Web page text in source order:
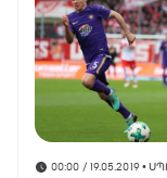
00:00 / 19.05.2019•